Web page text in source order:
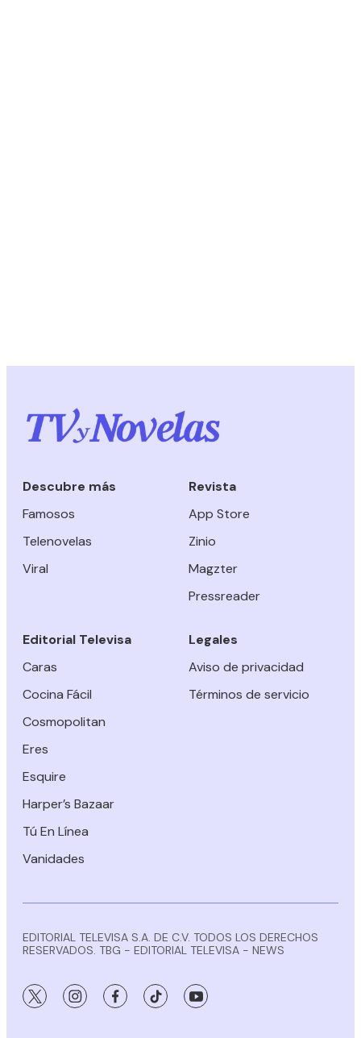
Descubre más
Famosos
Telenovelas
Viral
Revista
App Store
Zinio
Magzter
Pressreader
Editorial Televisa
Caras
Cocina Fácil
Cosmopolitan
Eres
Esquire
Harper’s Bazaar
Tú En Línea
Vanidades
Legales
Aviso de privacidad
Términos de servicio
EDITORIAL TELEVISA S.A. DE C.V. TODOS LOS DERECHOS
RESERVADOS. TBG - EDITORIAL TELEVISA - NEWS
twitter instagramfacebooktiktok youtube